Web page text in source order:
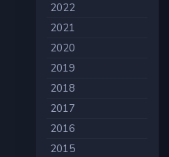
2022
2021
2020
2019
2018
2017
2016
2015